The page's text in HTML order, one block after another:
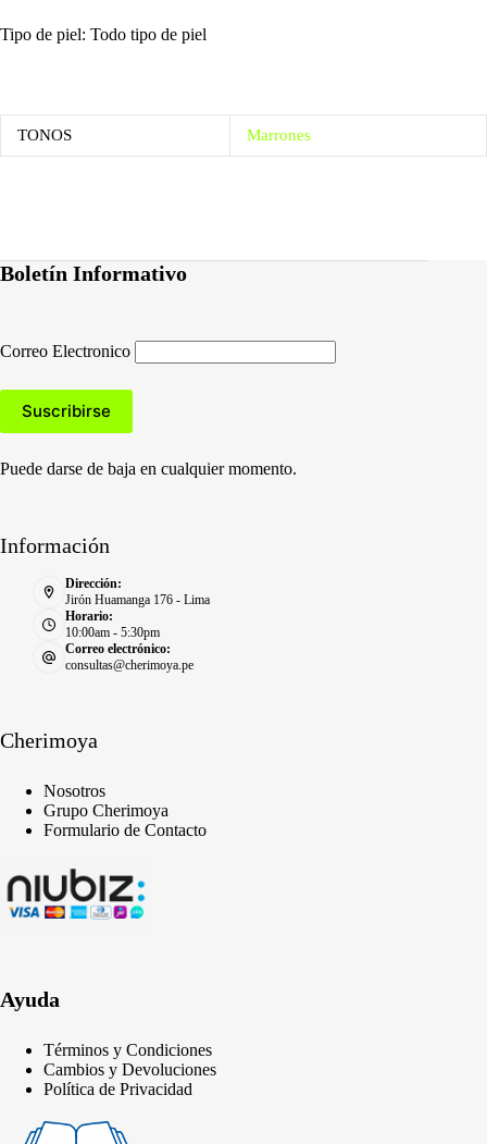
Tipo de piel: Todo tipo de piel
TONOS Marrones
Boletín Informativo
Correo Electronico
Puede darse de baja en cualquier momento.
Información
Dirección:
Jirón Huamanga 176 - Lima
Horario:
10:00am - 5:30pm
Correo electrónico:
consultas@cherimoya.pe
Cherimoya
Nosotros
Grupo Cherimoya
Formulario de Contacto
Ayuda
Términos y Condiciones
Cambios y Devoluciones
Política de Privacidad